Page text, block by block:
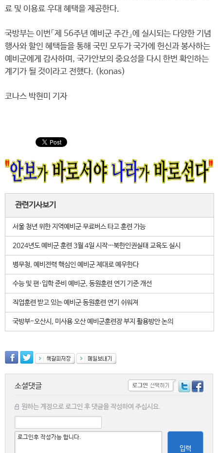
료 및 이용료 우대 혜택을 제공한다.
국방부는 이번「제 56주년 예비군 주간」에 실시되는 다양한 기념
행사와 할인 혜택들을 통해 국민 모두가 국가에 헌신과 봉사하는
예비군에게 감사하며, 국가안보의 중요성을 다시 한번 확인하는
계기가 될 것이라고 전했다. (konas)
코나스 박현미 기자
관련기사보기
서울 청년 위한 지역예비군 무료버스 타고 훈련 가능
2024년도 예비군 훈련 3월 4일 시작…북한인권실태 교육도 실시
병무청, 예비전력 핵심인 예비군 제대로 예우한다
수능 및 편·입학 준비 예비군, 동원훈련 연기 기준 개선
직업훈련 받고 있는 예비군 동원훈련 연기 쉬워져
국방부-오산시, 미사용 오산 예비군훈련장 부지 활용방안 논의
소셜댓글
원하는 계정으로 로그인 후 댓글을 작성하여 주십시요.
입력